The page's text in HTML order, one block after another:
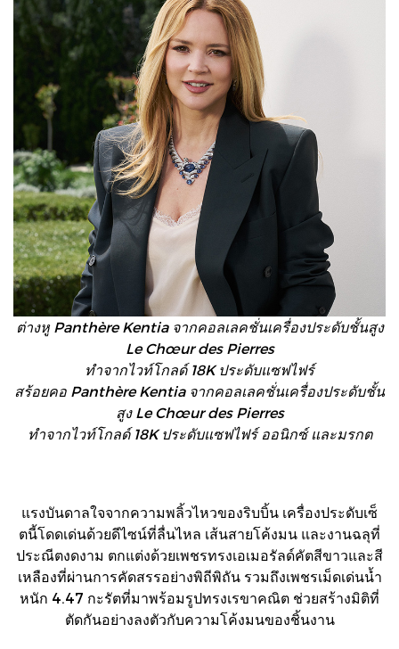
ต่างหู Panthère Kentia จากคอลเลคชั่นเครื่องประดับชั้นสูง
Le Chœur des Pierres
ทำจากไวท์โกลด์ 18K ประดับแซฟไฟร์
สร้อยคอ Panthère Kentia จากคอลเลคชั่นเครื่องประดับชั้น
สูง Le Chœur des Pierres
ทำจากไวท์โกลด์ 18K ประดับแซฟไฟร์ ออนิกซ์ และมรกต
แรงบันดาลใจจากความพลิ้วไหวของริบบิ้น เครื่องประดับเซ็
ตนี้โดดเด่นด้วยดีไซน์ที่ลื่นไหล เส้นสายโค้งมน และงานฉลุที่
ประณีตงดงาม ตกแต่งด้วยเพชรทรงเอเมอรัลด์คัตสีขาวและสี
เหลืองที่ผ่านการคัดสรรอย่างพิถีพิถัน รวมถึงเพชรเม็ดเด่นน้ำ
หนัก 4.47 กะรัตที่มาพร้อมรูปทรงเรขาคณิต ช่วยสร้างมิติที่
ตัดกันอย่างลงตัวกับความโค้งมนของชิ้นงาน